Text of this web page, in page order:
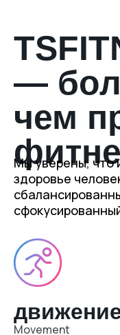
—
чем
Мы уверены, что
здоровье
Movement